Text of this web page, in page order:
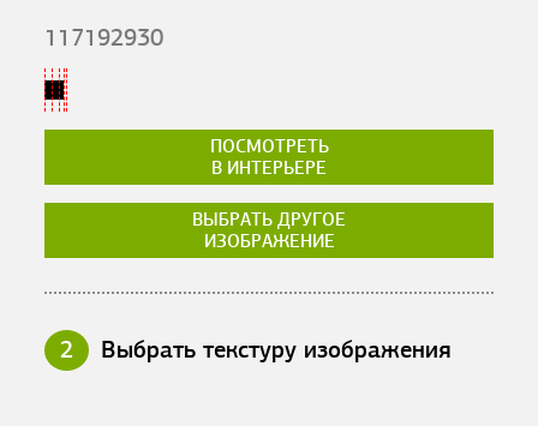
117192930
ПОСМОТРЕТЬ
В ИНТЕРЬЕРЕ
ВЫБРАТЬ ДРУГОЕ
ИЗОБРАЖЕНИЕ
2 Выбрать текстуру изображения